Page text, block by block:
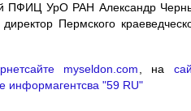
ПФИЦ УрО РАН Александр
Пермского
myseldon.com , на
информагентсва "59 RU"